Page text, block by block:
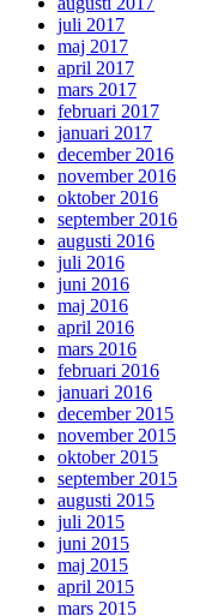
juli 2017
maj 2017
april 2017
mars 2017
februari 2017
januari 2017
december 2016
november 2016
oktober 2016
september 2016
augusti 2016
juli 2016
juni 2016
maj 2016
april 2016
mars 2016
februari 2016
januari 2016
december 2015
november 2015
oktober 2015
september 2015
augusti 2015
juli 2015
juni 2015
maj 2015
april 2015
mars 2015